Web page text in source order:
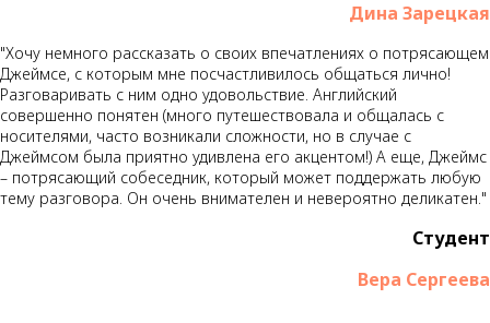
Дина Зарецкая
"Хочу немного рассказать о своих впечатлениях о потрясающем
Джеймсе, с которым мне посчастливилось общаться лично!
Разговаривать с ним одно удовольствие. Английский
совершенно понятен (много путешествовала и общалась с
носителями, часто возникали сложности, но в случае с
Джеймсом была приятно удивлена его акцентом!) А еще, Джеймс
– потрясающий собеседник, который может поддержать любую
тему разговора. Он очень внимателен и невероятно деликатен."
Студент
Вера Сергеева